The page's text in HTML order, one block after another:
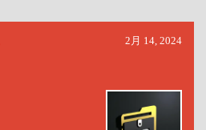
2月 14, 2024